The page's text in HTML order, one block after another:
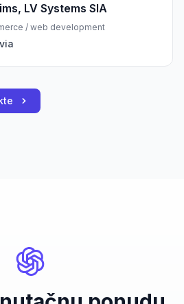
LV Systems SIA
/ web development